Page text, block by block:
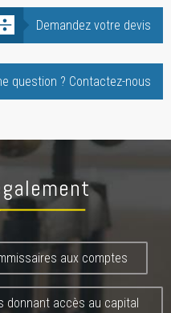
Demandez votre devis
question ? Contactez-nous
aux comptes
donnant accès au capital